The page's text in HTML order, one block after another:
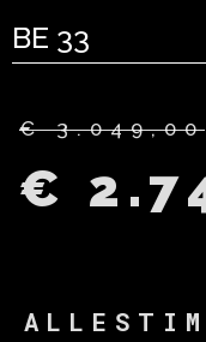
BE 33
€ 3.049,00
€